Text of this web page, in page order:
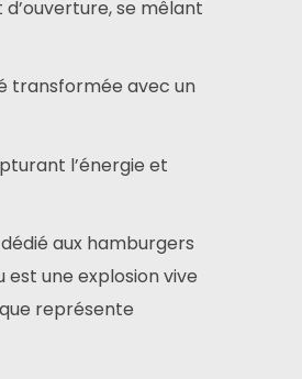
se mêlant
transformée avec un
l’énergie et
aux hamburgers
une explosion vive
représente